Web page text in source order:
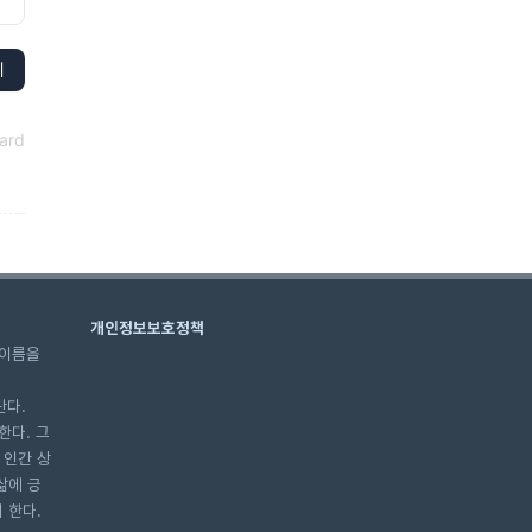
름을
다.
다. 그
간 상
에 긍
한다.
개인정보보호정책